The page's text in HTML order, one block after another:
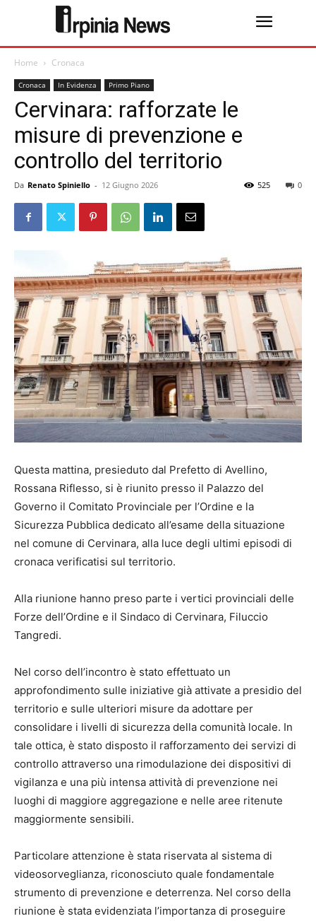
Home Cronaca
Cronaca In Evidenza Primo Piano
Cervinara: rafforzate le
misure di prevenzione e
controllo del territorio
Da Renato Spiniello - 12 Giugno 2026 0
525
Questa mattina, presieduto dal Prefetto di Avellino,
Rossana Riflesso, si è riunito presso il Palazzo del
Governo il Comitato Provinciale per l’Ordine e la
Sicurezza Pubblica dedicato all’esame della situazione
nel comune di Cervinara, alla luce degli ultimi episodi di
cronaca verificatisi sul territorio.
Alla riunione hanno preso parte i vertici provinciali delle
Forze dell’Ordine e il Sindaco di Cervinara, Filuccio
Tangredi.
Nel corso dell’incontro è stato effettuato un
approfondimento sulle iniziative già attivate a presidio del
territorio e sulle ulteriori misure da adottare per
consolidare i livelli di sicurezza della comunità locale. In
tale ottica, è stato disposto il rafforzamento dei servizi di
controllo attraverso una rimodulazione dei dispositivi di
vigilanza e una più intensa attività di prevenzione nei
luoghi di maggiore aggregazione e nelle aree ritenute
maggiormente sensibili.
Particolare attenzione è stata riservata al sistema di
videosorveglianza, riconosciuto quale fondamentale
strumento di prevenzione e deterrenza. Nel corso della
riunione è stata evidenziata l’importanza di proseguire